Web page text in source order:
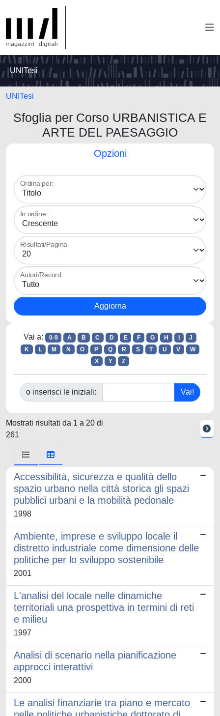
UNITesi
UNITesi
Sfoglia per Corso URBANISTICA E
ARTE DEL PAESAGGIO
Opzioni
Ordina per:
In ordine:
Risultati/Pagina
Autori/Record:
Vai a: 0-9 A B C D E F G H
J
K
L M N O P Q R S T U V
W
X
Y Z
o inserisci le iniziali:
Mostrati risultati da 1 a 20 di
261
Accessibilità, sicurezza e qualità dello
spazio urbano nella città storica gli spazi
pubblici urbani e la mobilità pedonale
1998
Ambiente, imprese e sviluppo locale il
distretto industriale come dimensione delle
politiche per lo sviluppo sostenibile
2001
L'analisi del locale nelle dinamiche
territoriali una prospettiva in termini di reti
e milieu
1997
Analisi di scenario nella pianificazione
approcci interattivi
2000
Le analisi finanziarie tra piano e mercato